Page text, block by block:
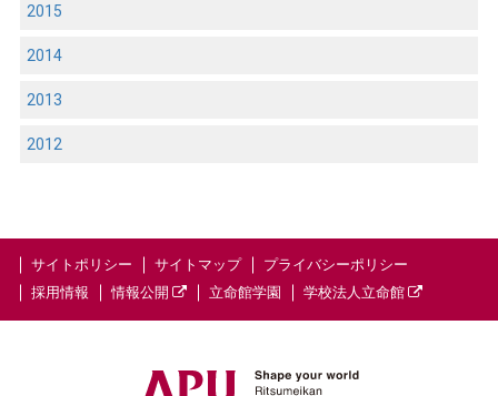
2015
2014
2013
2012
サイトポリシー サイトマップ
プライバシーポリシー
採用情報
情報公開 立命館学園 学校法人立命館